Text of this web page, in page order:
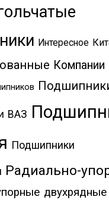
Интересное
Компании
ВАЗ
Подшипники
Радиально-
двухрядные